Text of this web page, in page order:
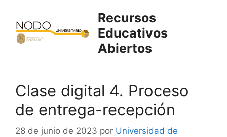
contenido
Recursos
Educativos
Abiertos
Clase digital 4. Proceso
de entrega-recepción
28 de junio de 2023 por Universidad de